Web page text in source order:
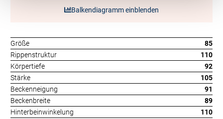
Balkendiagramm einblenden
Größe
85
Rippenstruktur
110
Körpertiefe
92
Stärke
105
Beckenneigung
91
Beckenbreite
89
Hinterbeinwinkelung
110